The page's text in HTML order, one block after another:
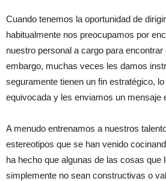
Cuando tenemos la oportunidad de
habitualmente nos preocupamos por
nuestro personal a cargo para
embargo, muchas veces les damos
seguramente tienen un fin estratégico,
equivocada y les enviamos un mensaje
A menudo entrenamos a nuestros
estereotipos que se han venido
ha hecho que algunas de las cosas que
simplemente no sean constructivas o